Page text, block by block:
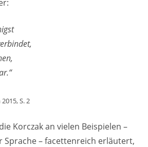
S. 2
Korczak an vielen Beispielen –
Sprache – facettenreich erläutert,